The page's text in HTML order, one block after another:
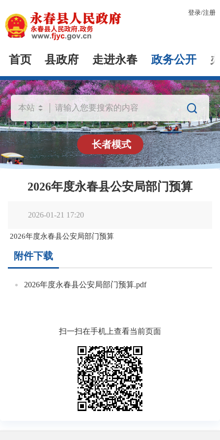
登录/注册
首页 县政府 走进永春 政务公开

长者模式
2026年度永春县公安局部门预算
2026-01-21 17:20
2026年度永春县公安局部门预算
附件下载
2026年度永春县公安局部门预算.pdf
扫一扫在手机上查看当前页面